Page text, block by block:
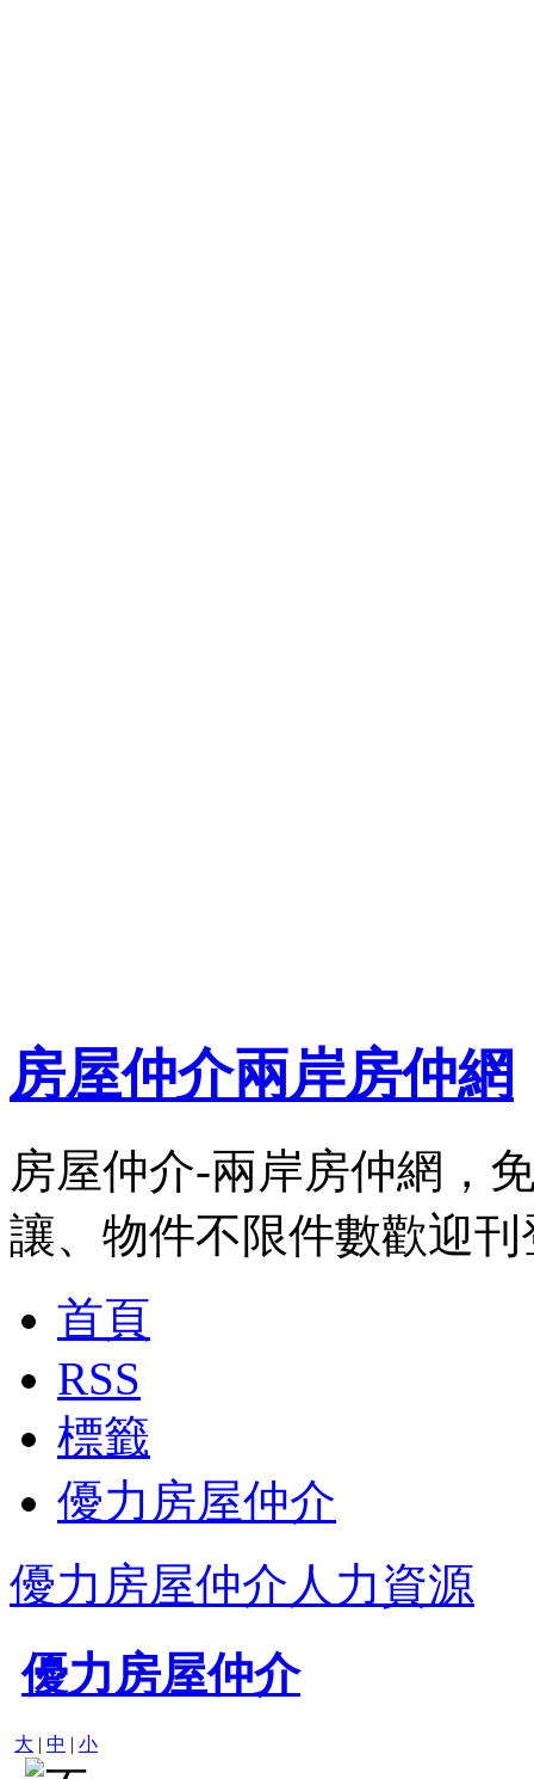
房屋仲介兩岸房仲網
房屋仲介-兩岸房仲網，
讓、物件不限件數歡迎
首頁
RSS
標籤
優力房屋仲介
優力房屋仲介人力資源
優力房屋仲介
大 | 中 | 小